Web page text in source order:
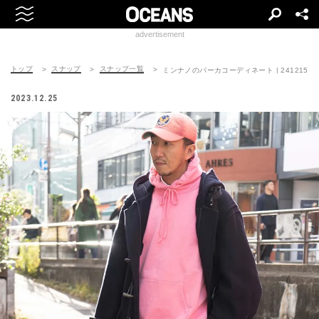
advertisement
トップ スナップ スナップ一覧 ミンナノのパーカコーディネート | 241215-
2023.12.25